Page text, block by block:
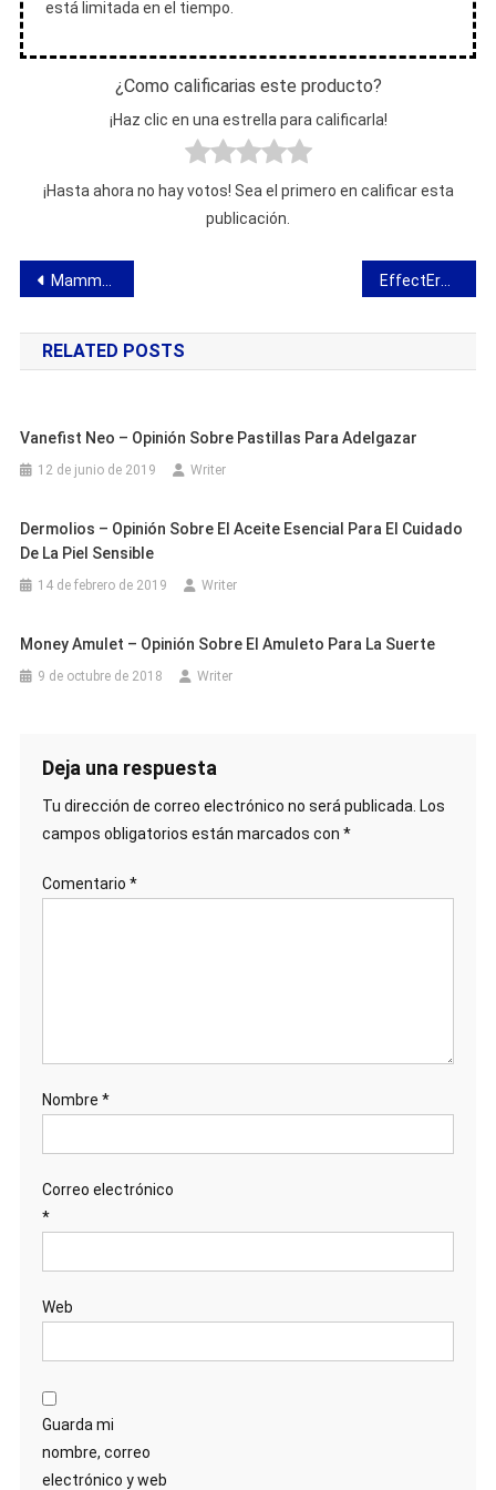
está limitada en el tiempo.
¿Como calificarias este producto?
¡Haz clic en una estrella para calificarla!
¡Hasta ahora no hay votos! Sea el primero en calificar esta
publicación.
Navegación
de
entradas
Mammax: opinión sobre un gel que mejora la apariencia de la mama
RELATED POSTS
Vanefist Neo – Opinión Sobre Pastillas Para Adelgazar
12 de junio de 2019 Writer
Dermolios – Opinión Sobre El Aceite Esencial Para El Cuidado
De La Piel Sensible
14 de febrero de 2019 Writer
Money Amulet – Opinión Sobre El Amuleto Para La Suerte
9 de octubre de 2018 Writer
Deja una respuesta
Tu dirección de correo electrónico no será publicada. Los
campos obligatorios están marcados con *
Comentario *
Nombre *
Correo electrónico
*
Web
Guarda mi
nombre, correo
electrónico y web